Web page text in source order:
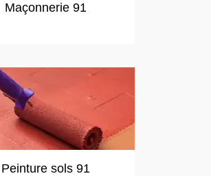
Maçonnerie 91
Peinture sols 91